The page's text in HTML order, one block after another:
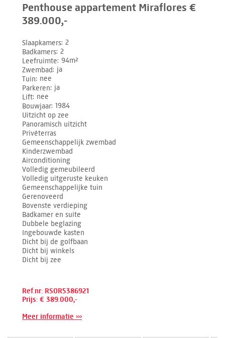
Penthouse appartement Miraflores €
389.000,-
Slaapkamers 2
Badkamers 2
Leefruimte 94m²
Zwembad ja
Tuin nee
Parkeren ja
Lift nee
Bouwjaar 1984
Uitzicht op zee
Panoramisch uitzicht
Privéterras
Gemeenschappelijk zwembad
Kinderzwembad
Airconditioning
Volledig gemeubileerd
Volledig uitgeruste keuken
Gemeenschappelijke tuin
Gerenoveerd
Bovenste verdieping
Badkamer en suite
Dubbele beglazing
Ingebouwde kasten
Dicht bij de golfbaan
Dicht bij winkels
Dicht bij zee
Ref.nr: RSOR5386921
Prijs: € 389.000,-
Meer informatie ›››